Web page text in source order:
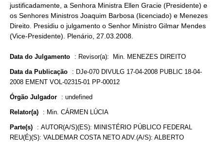
justificadamente, a Senhora Ministra Ellen Gracie (Presidente) e
os Senhores Ministros Joaquim Barbosa (licenciado) e Menezes
Direito. Presidiu o julgamento o Senhor Ministro Gilmar Mendes
(Vice-Presidente). Plenário, 27.03.2008.
Data do Julgamento : Revisor(a): Min. MENEZES DIREITO
Data da Publicação : DJe-070 DIVULG 17-04-2008 PUBLIC 18-04-
2008 EMENT VOL-02315-01 PP-00012
Órgão Julgador : undefined
Relator(a) : Min. CÁRMEN LÚCIA
Parte(s) : AUTOR(A/S)(ES): MINISTÉRIO PÚBLICO FEDERAL
REU(É)(S): VALDEMAR COSTA NETO ADV.(A/S): ALBERTO